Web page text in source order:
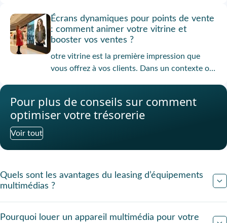
fluidifier vos échanges, booster la
collaboration et digitaliser vos espaces de
travail. Découvrez pourquoi de plus en plus
Écrans dynamiques pour points de vente
: comment animer votre vitrine et
booster vos ventes ?
otre vitrine est la première impression que
vous offrez à vos clients. Dans un contexte où
véritable levier de performance. Grâce aux
écrans professionnels, vous pouvez capter
Pour plus de conseils sur comment
optimiser votre trésorerie
Voir tout
Quels sont les avantages du leasing d’équipements
multimédias ?
Pourquoi louer un appareil multimédia pour votre